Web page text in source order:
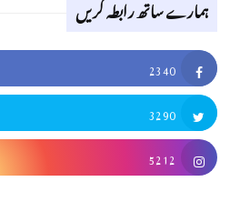
ہمارے ساتھ رابطہ کریں
2340
3290
5212